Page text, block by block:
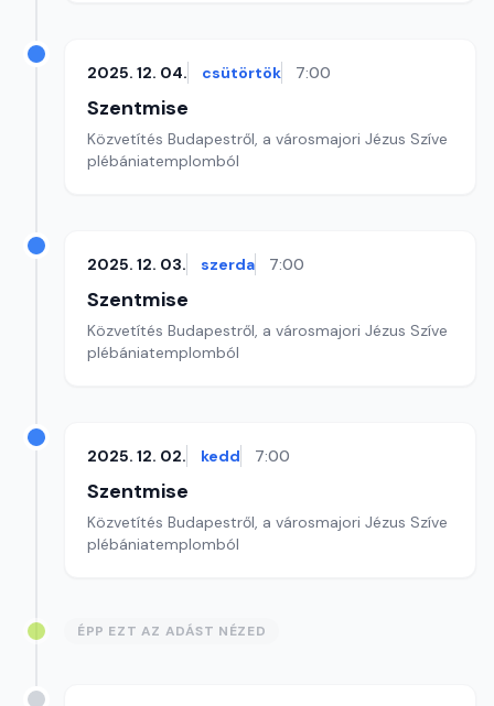
2025. 12. 04. csütörtök 7:00
Szentmise
Közvetítés Budapestről, a városmajori Jézus Szíve
plébániatemplomból
2025. 12. 03. szerda 7:00
Szentmise
Közvetítés Budapestről, a városmajori Jézus Szíve
plébániatemplomból
2025. 12. 02. kedd 7:00
Szentmise
Közvetítés Budapestről, a városmajori Jézus Szíve
plébániatemplomból
ÉPP EZT AZ ADÁST NÉZED